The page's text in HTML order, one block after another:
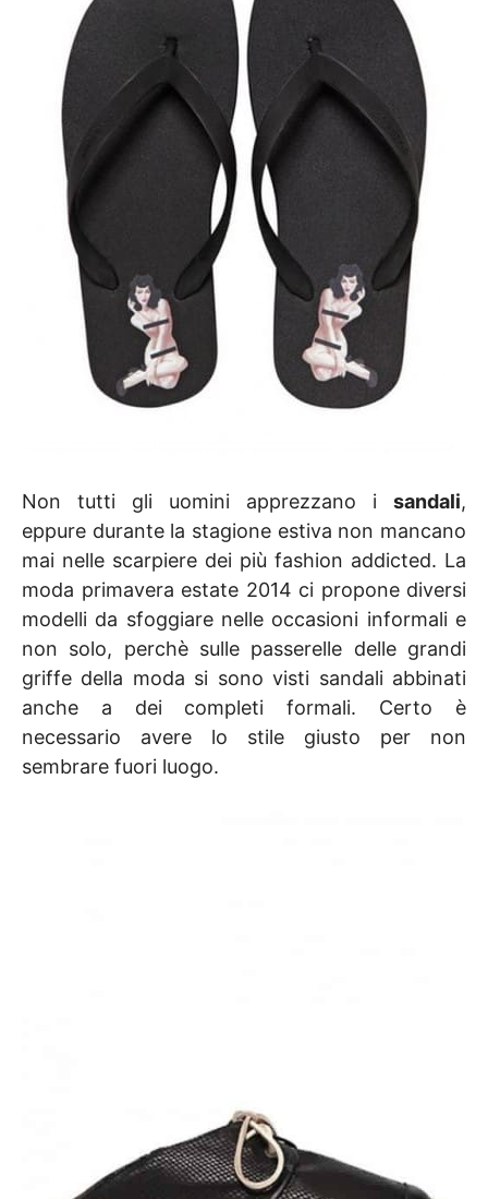
Non tutti gli uomini apprezzano i sandali,
eppure durante la stagione estiva non mancano
mai nelle scarpiere dei più fashion addicted. La
moda primavera estate 2014 ci propone diversi
modelli da sfoggiare nelle occasioni informali e
non solo, perchè sulle passerelle delle grandi
griffe della moda si sono visti sandali abbinati
anche a dei completi formali. Certo è
necessario avere lo stile giusto per non
sembrare fuori luogo.